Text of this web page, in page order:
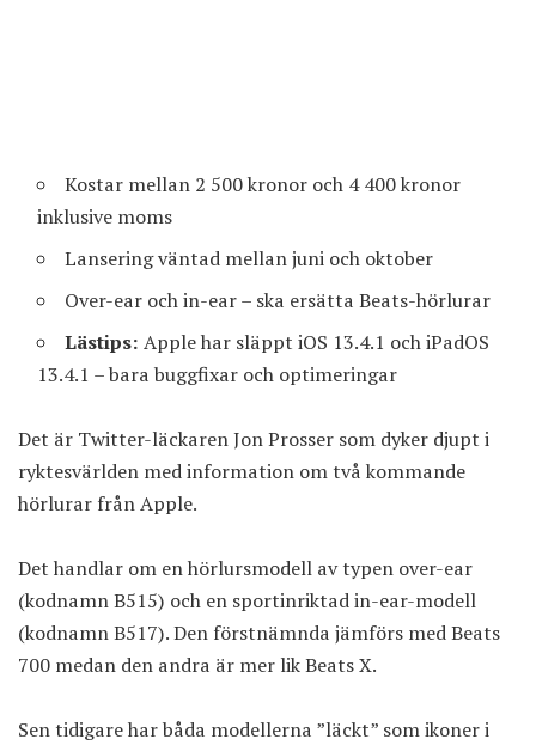
Kostar mellan 2 500 kronor och 4 400 kronor
inklusive moms
Lansering väntad mellan juni och oktober
Over-ear och in-ear – ska ersätta Beats-hörlurar
Lästips: Apple har släppt iOS 13.4.1 och iPadOS
13.4.1 – bara buggfixar och optimeringar
Det är Twitter-läckaren Jon Prosser som dyker djupt i
ryktesvärlden med information om två kommande
hörlurar från Apple.
Det handlar om en hörlursmodell av typen over-ear
(kodnamn B515) och en sportinriktad in-ear-modell
(kodnamn B517). Den förstnämnda jämförs med Beats
700 medan den andra är mer lik Beats X.
Sen tidigare har båda modellerna ”läckt” som ikoner i